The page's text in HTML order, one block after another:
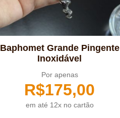
Baphomet Grande Pingente
Inoxidável
Por apenas
R$175,00
em até 12x no cartão